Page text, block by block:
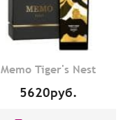
Memo Tiger's Nest
5620руб.